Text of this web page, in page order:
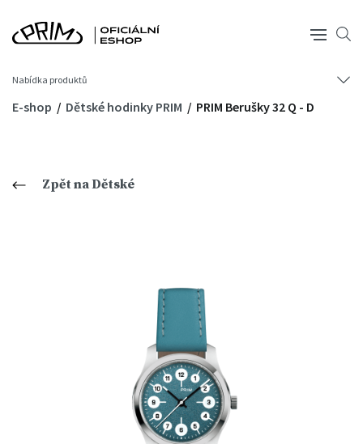
Nabídka produktů
E-shop Dětské hodinky PRIM PRIM Berušky 32 Q - D
Zpět na Dětské